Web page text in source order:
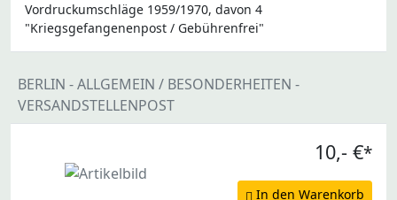
Vordruckumschläge 1959/1970, davon 4
"Kriegsgefangenenpost / Gebührenfrei"
BERLIN - ALLGEMEIN / BESONDERHEITEN -
VERSANDSTELLENPOST
10,- €*
In den Warenkorb